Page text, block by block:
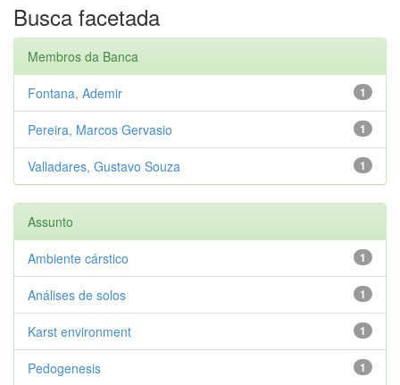
Busca facetada
Membros da Banca
1
Fontana, Ademir
1
Pereira, Marcos Gervasio
1
Valladares, Gustavo Souza
Assunto
1
Ambiente cárstico
1
Análises de solos
1
Karst environment
1
Pedogenesis